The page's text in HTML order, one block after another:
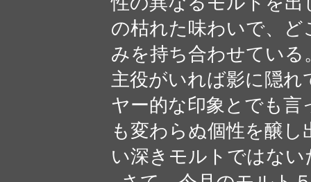
の枯れた味わいで、
みを持ち合わせている
主役がいれば影に隠
ヤー的な印象とでも
も変わらぬ個性を醸
い深きモルトではない